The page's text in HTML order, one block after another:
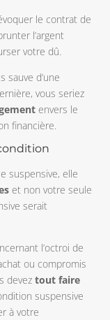
le contrat de
l’argent
votre dû.
sauve d’une
vous seriez
envers le
financière.
suspensive, elle
et non votre seule
serait
l’octroi de
ou compromis
deveztout faire
suspensive
à votre